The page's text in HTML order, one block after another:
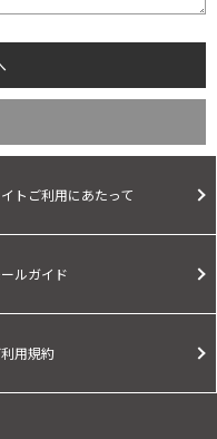
トご利用にあたって
ルガイド
用規約